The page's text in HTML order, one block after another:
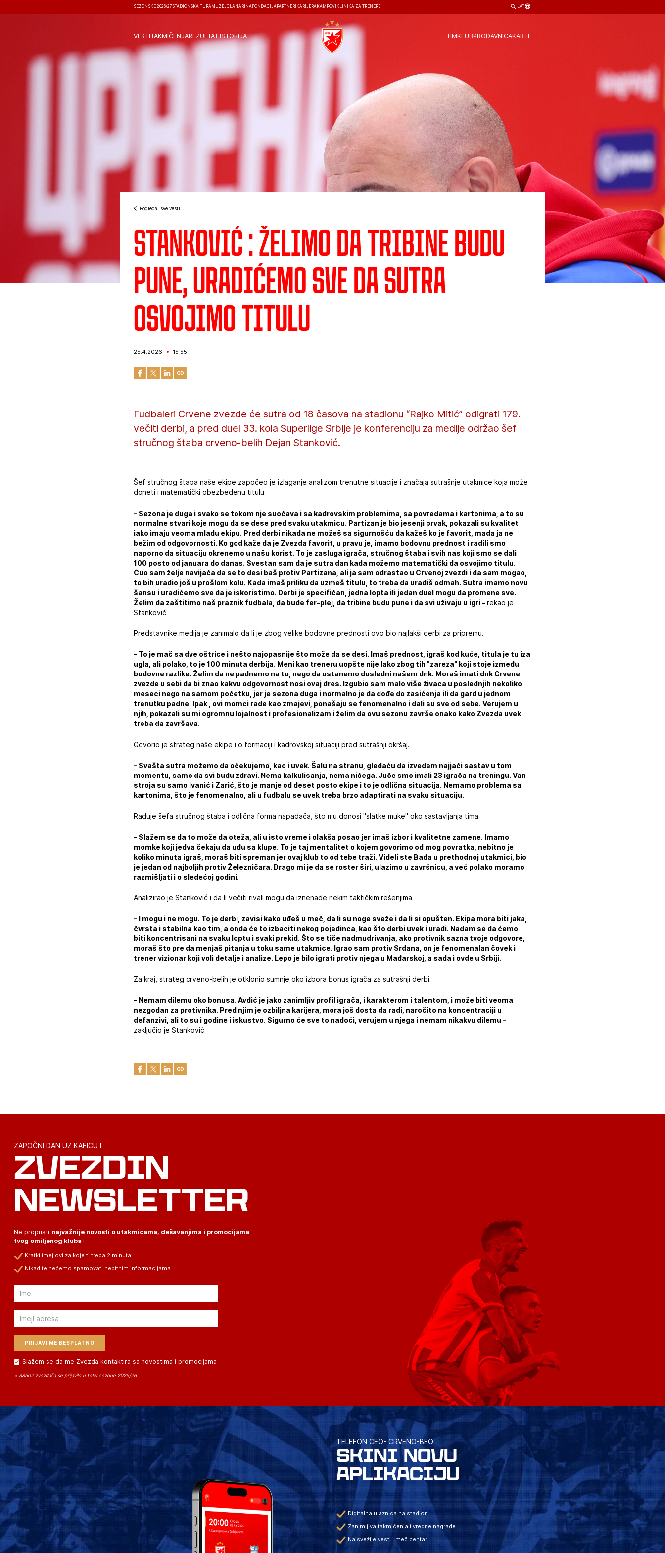
SEZONSKE 2026/27 STADIONSKA TURA MUZEJČLANARINA FONDACIJA PARTNERI KARIJERA KAMPOVI KLINIKA ZA TRENERE LAT
VESTITAKMIČENJAREZULTATIISTORIJA TIMKLUBPRODAVNICAKARTE
Pogledaj sve vesti
Stanković : Želimo da tribine budu
pune, uradićemo sve da sutra
osvojimo titulu
25.4.2026 15:55
Fudbaleri Crvene zvezde će sutra od 18 časova na stadionu “Rajko Mitić” odigrati 179.
večiti derbi, a pred duel 33. kola Superlige Srbije je konferenciju za medije održao šef
stručnog štaba crveno-belih Dejan Stanković.
Šef stručnog štaba naše ekipe započeo je izlaganje analizom trenutne situacije i značaja sutrašnje utakmice koja može
doneti i matematički obezbeđenu titulu.
- Sezona je duga i svako se tokom nje suočava i sa kadrovskim problemima, sa povredama i kartonima, a to su
normalne stvari koje mogu da se dese pred svaku utakmicu. Partizan je bio jesenji prvak, pokazali su kvalitet
iako imaju veoma mladu ekipu. Pred derbi nikada ne možeš sa sigurnošću da kažeš ko je favorit, mada ja ne
bežim od odgovornosti. Ko god kaže da je Zvezda favorit, u pravu je, imamo bodovnu prednost i radili smo
naporno da situaciju okrenemo u našu korist. To je zasluga igrača, stručnog štaba i svih nas koji smo se dali
100 posto od januara do danas. Svestan sam da je sutra dan kada možemo matematički da osvojimo titulu.
Čuo sam želje navijača da se to desi baš protiv Partizana, ali ja sam odrastao u Crvenoj zvezdi i da sam mogao,
to bih uradio još u prošlom kolu. Kada imaš priliku da uzmeš titulu, to treba da uradiš odmah. Sutra imamo novu
šansu i uradićemo sve da je iskoristimo. Derbi je specifičan, jedna lopta ili jedan duel mogu da promene sve.
Želim da zaštitimo naš praznik fudbala, da bude fer-plej, da tribine budu pune i da svi uživaju u igri -rekao je
Stanković.
Predstavnike medija je zanimalo da li je zbog velike bodovne prednosti ovo bio najlakši derbi za pripremu.
- To je mač sa dve oštrice i nešto najopasnije što može da se desi. Imaš prednost, igraš kod kuće, titula je tu iza
ugla, ali polako, to je 100 minuta derbija. Meni kao treneru uopšte nije lako zbog tih "zareza" koji stoje između
bodovne razlike. Želim da ne padnemo na to, nego da ostanemo dosledni našem dnk. Moraš imati dnk Crvene
zvezde u sebi da bi znao kakvu odgovornost nosi ovaj dres. Izgubio sam malo više živaca u poslednjih nekoliko
meseci nego na samom početku, jer je sezona duga i normalno je da dođe do zasićenja ili da gard u jednom
trenutku padne. Ipak , ovi momci rade kao zmajevi, ponašaju se fenomenalno i dali su sve od sebe. Verujem u
njih, pokazali su mi ogromnu lojalnost i profesionalizam i želim da ovu sezonu završe onako kako Zvezda uvek
treba da završava.
Govorio je strateg naše ekipe i o formaciji i kadrovskoj situaciji pred sutrašnji okršaj.
- Svašta sutra možemo da očekujemo, kao i uvek. Šalu na stranu, gledaću da izvedem najjači sastav u tom
momentu, samo da svi budu zdravi. Nema kalkulisanja, nema ničega. Juče smo imali 23 igrača na treningu. Van
stroja su samo Ivanić i Zarić, što je manje od deset posto ekipe i to je odlična situacija. Nemamo problema sa
kartonima, što je fenomenalno, ali u fudbalu se uvek treba brzo adaptirati na svaku situaciju.
Raduje šefa stručnog štaba i odlična forma napadača, što mu donosi "slatke muke" oko sastavljanja tima.
- Slažem se da to može da oteža, ali u isto vreme i olakša posao jer imaš izbor i kvalitetne zamene. Imamo
momke koji jedva čekaju da uđu sa klupe. To je taj mentalitet o kojem govorimo od mog povratka, nebitno je
koliko minuta igraš, moraš biti spreman jer ovaj klub to od tebe traži. Videli ste Bađa u prethodnoj utakmici, bio
je jedan od najboljih protiv Železničara. Drago mi je da se roster širi, ulazimo u završnicu, a već polako moramo
razmišljati i o sledećoj godini.
Analizirao je Stanković i da li večiti rivali mogu da iznenade nekim taktičkim rešenjima.
- I mogu i ne mogu. To je derbi, zavisi kako uđeš u meč, da li su noge sveže i da li si opušten. Ekipa mora biti jaka,
čvrsta i stabilna kao tim, a onda će to izbaciti nekog pojedinca, kao što derbi uvek i uradi. Nadam se da ćemo
biti koncentrisani na svaku loptu i svaki prekid. Što se tiče nadmudrivanja, ako protivnik sazna tvoje odgovore,
moraš što pre da menjaš pitanja u toku same utakmice. Igrao sam protiv Srđana, on je fenomenalan čovek i
trener vizionar koji voli detalje i analize. Lepo je bilo igrati protiv njega u Mađarskoj, a sada i ovde u Srbiji.
Za kraj, strateg crveno-belih je otklonio sumnje oko izbora bonus igrača za sutrašnji derbi.
- Nemam dilemu oko bonusa. Avdić je jako zanimljiv profil igrača, i karakterom i talentom, i može biti veoma
nezgodan za protivnika. Pred njim je ozbiljna karijera, mora još dosta da radi, naročito na koncentraciji u
defanzivi, ali to su i godine i iskustvo. Sigurno će sve to nadoći, verujem u njega i nemam nikakvu dilemu -
zaključio je Stanković.
ZAPOČNI DAN UZ KAFICU I
ZVEZDIN
NEWSLETTER
Ne propusti najvažnije novosti o utakmicama, dešavanjima i promocijama
tvog omiljenog kluba !
Kratki imejlovi za koje ti treba 2 minuta
Nikad te nećemo spamovati nebitnim informacijama
Email
Email
Slažem se da me Zvezda kontaktira sa novostima i promocijama
⭐ 38502 zvezdaša se prijavilo u toku sezone 2025/26
TELEFON CEO- CRVENO-BEO
SKINI NOVU
APLIKACIJU
Digitalna ulaznica na stadion
Zanimljiva takmičenja i vredne nagrade
Najsvežije vesti i meč centar